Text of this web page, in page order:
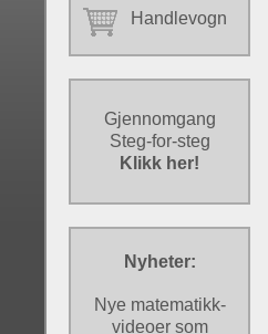
Handlevogn
Gjennomgang
Steg-for-steg
Klikk her!
Nyheter:
Nye matematikk-
videoer som